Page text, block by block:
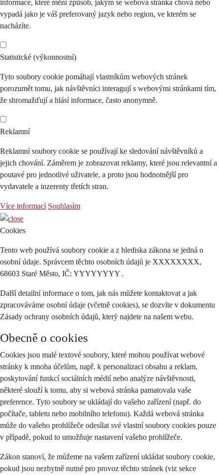
informace, které mění způsob, jakým se webová stránka chová nebo
vypadá jako je váš preferovaný jazyk nebo region, ve kterém se
nacházíte.
Statistické (výkonnostní)
Tyto soubory cookie pomáhají vlastníkům webových stránek
porozumět tomu, jak návštěvníci interagují s webovými stránkami tím,
že shromažďují a hlásí informace, často anonymně.
Reklamní
Reklamní soubory cookie se používají ke sledování návštěvníků a
jejich chování. Záměrem je zobrazovat reklamy, které jsou relevantní a
poutavé pro jednotlivé uživatele, a proto jsou hodnotnější pro
vydavatele a inzerenty třetích stran.
Více informací Souhlasím
Cookies
Tento web používá soubory cookie a z hlediska zákona se jedná o
osobní údaje. Správcem těchto osobních údajů je XXXXXXXX,
68603 Staré Město, IČ: YYYYYYYY .
Další detailní informace o tom, jak nás můžete kontaktovat a jak
zpracováváme osobní údaje (včetně cookies), se dozvíte v dokumentu
Zásady ochrany osobních údajů, který najdete na našem webu.
Obecně o cookies
Cookies jsou malé textové soubory, které mohou používat webové
stránky k mnoha účelům, např. k personalizaci obsahu a reklam,
poskytování funkcí sociálních médií nebo analýze návštěvnosti,
některé slouží k tomu, aby si webová stránka pamatovala vaše
preference. Tyto soubory se ukládají do vašeho zařízení (např. do
počítače, tabletu nebo mobilního telefonu). Každá webová stránka
může do vašeho prohlížeče odesílat své vlastní soubory cookies pouze
v případě, pokud to umožňuje nastavení vašeho prohlížeče.
Zákon stanoví, že můžeme na vašem zařízení ukládat soubory cookie,
pokud jsou nezbytně nutné pro provoz těchto stránek (viz sekce